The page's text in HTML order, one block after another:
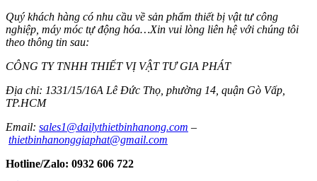
Quý khách hàng có nhu cầu về sản phẩm thiết bị vật tư công
nghiệp, máy móc tự động hóa…Xin vui lòng liên hệ với chúng tôi
theo thông tin sau:
CÔNG TY TNHH THIẾT VỊ VẬT TƯ GIA PHÁT
Địa chỉ: 1331/15/16A Lê Đức Thọ, phường 14, quận Gò Vấp,
TP.HCM
Email: sales1@dailythietbinhanong.com –
thietbinhanonggiaphat@gmail.com
Hotline/Zalo: 0932 606 722